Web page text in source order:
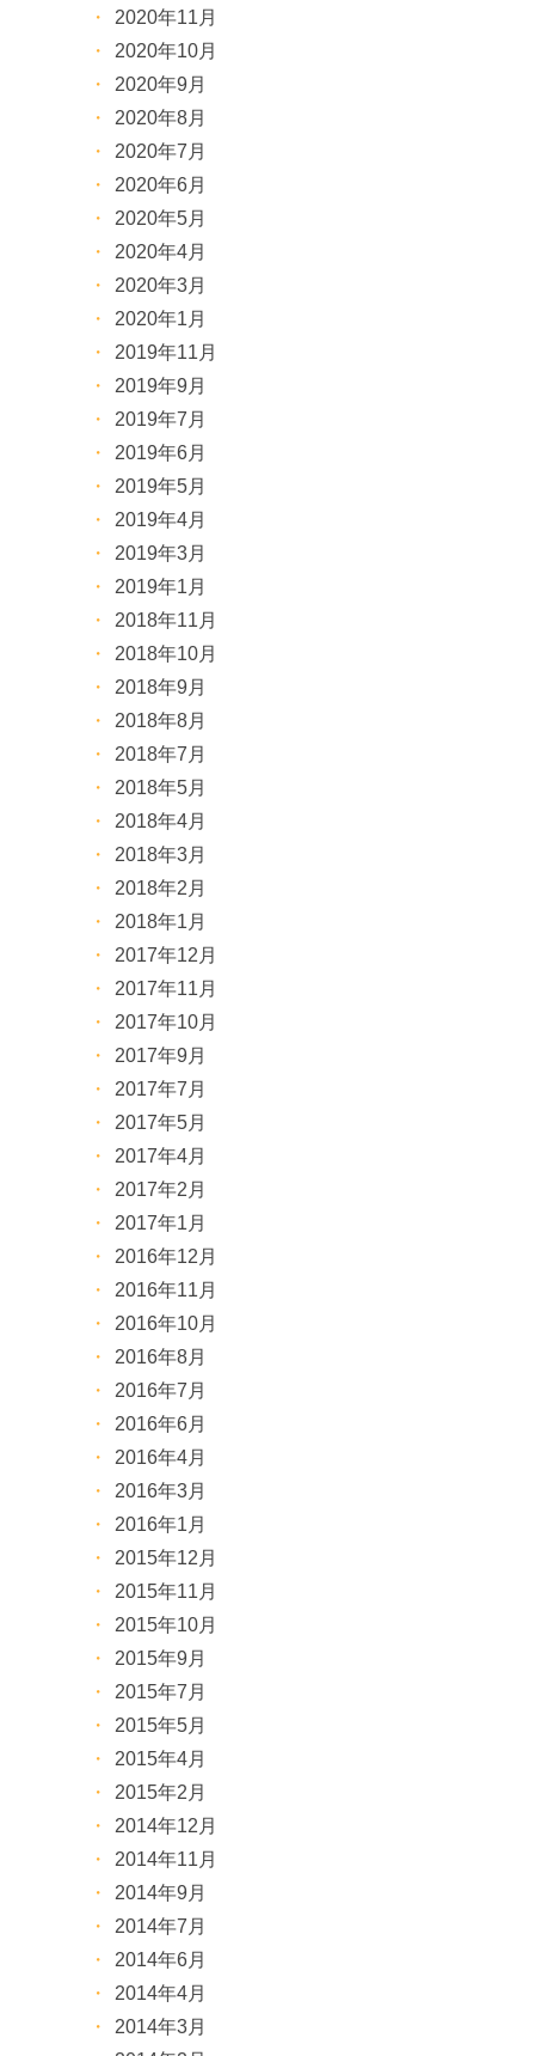
2020年11月
2020年10月
2020年9月
2020年8月
2020年7月
2020年6月
2020年5月
2020年4月
2020年3月
2020年1月
2019年11月
2019年9月
2019年7月
2019年6月
2019年5月
2019年4月
2019年3月
2019年1月
2018年11月
2018年10月
2018年9月
2018年8月
2018年7月
2018年5月
2018年4月
2018年3月
2018年2月
2018年1月
2017年12月
2017年11月
2017年10月
2017年9月
2017年7月
2017年5月
2017年4月
2017年2月
2017年1月
2016年12月
2016年11月
2016年10月
2016年8月
2016年7月
2016年6月
2016年4月
2016年3月
2016年1月
2015年12月
2015年11月
2015年10月
2015年9月
2015年7月
2015年5月
2015年4月
2015年2月
2014年12月
2014年11月
2014年9月
2014年7月
2014年6月
2014年4月
2014年3月